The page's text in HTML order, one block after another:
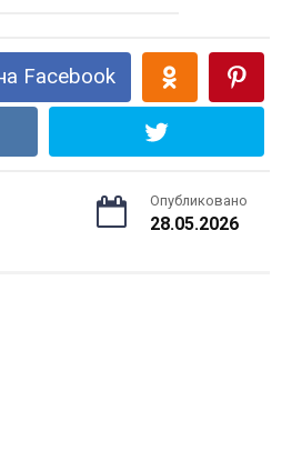
Facebook
Опубликовано
28.05.2026